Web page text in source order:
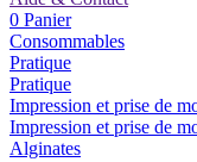
0 Panier
Consommables
Pratique
Pratique
Impression et prise de
Impression et prise de
Alginates